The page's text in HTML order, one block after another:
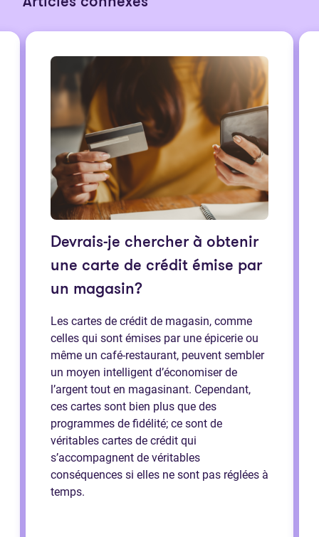
Devrais-je chercher à obtenir
une carte de crédit émise par
un magasin?
Les cartes de crédit de magasin, comme
celles qui sont émises par une épicerie ou
même un café-restaurant, peuvent sembler
un moyen intelligent d’économiser de
l’argent tout en magasinant. Cependant,
ces cartes sont bien plus que des
programmes de fidélité; ce sont de
véritables cartes de crédit qui
s’accompagnent de véritables
conséquences si elles ne sont pas réglées à
temps.